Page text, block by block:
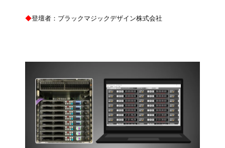
◆登壇者：ブラックマジックデザイン株式会社